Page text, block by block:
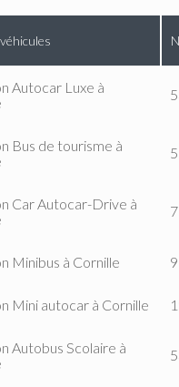
Autocar Luxe à
Bus de tourisme à
Car Autocar-Drive à
Minibus à Cornille
Mini autocar à Cornille
Autobus Scolaire à